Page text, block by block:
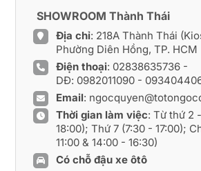
SHOWROOM Thành Thái
Địa chỉ: 218A Thành Thái
Phường Diên Hồng, TP. HCM
Điện thoại: 02838635736 -
DĐ: 0982011090-
Email:
Thời gian làm việc: Từ thứ 2
18:00); Thứ 7 (7:30 - 17:00);
11:00 & 14:00 - 16:30)
Có chỗ đậu xe ôtô